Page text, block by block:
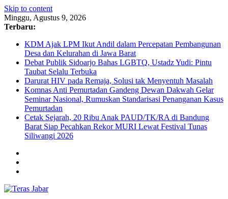
Skip to content
Minggu, Agustus 9, 2026
Terbaru:
KDM Ajak LPM Ikut Andil dalam Percepatan Pembangunan
Desa dan Kelurahan di Jawa Barat
Debat Publik Sidoarjo Bahas LGBTQ, Ustadz Yudi: Pintu
Taubat Selalu Terbuka
Darurat HIV pada Remaja, Solusi tak Menyentuh Masalah
Komnas Anti Pemurtadan Gandeng Dewan Dakwah Gelar
Seminar Nasional, Rumuskan Standarisasi Penanganan Kasus
Pemurtadan
Cetak Sejarah, 20 Ribu Anak PAUD/TK/RA di Bandung
Barat Siap Pecahkan Rekor MURI Lewat Festival Tunas
Siliwangi 2026